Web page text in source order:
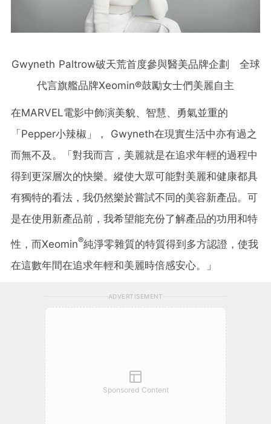
Gwyneth Paltrow破天荒首度參與醫美品牌企劃 全球
代言旗艦品牌Xeomin®鼓勵女士們美麗自主
在MARVEL電影中飾演美貌、智慧、勇氣並重的
「Pepper小辣椒」， Gwyneth在現實生活中亦有過之
而無不及。「對我而言，美麗就是在追求年輕的過程中
得到更深層次的快樂。縱使大眾可能對美麗和健康都具
有獨特的看法，我仍然樂於嘗試不同的美容新產品。可
是在使用新產品前，我希望能充份了解產品的功用和特
性，而Xeomin®純淨零雜質的特質得到多方認證，使我
在這數年間在追求年輕和美麗時倍感安心。」
ADVERTISEMENT
Sponsored Content